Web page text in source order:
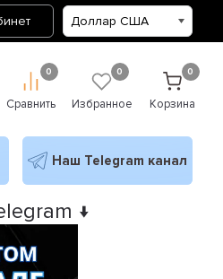
0
Сравнить
0
Избранное
0
Корзина
Наш Telegram канал
↓